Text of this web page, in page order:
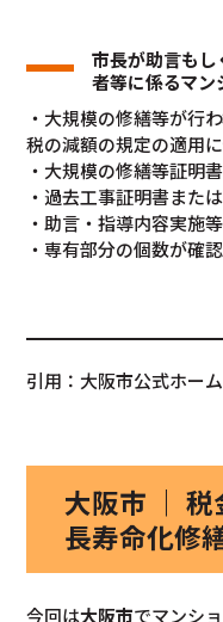
市長が助言も
者等に係るマン
・大規模の修繕等が行
税の減額の規定の適用
・大規模の修繕等証明
・過去工事証明書また
・助言・指導内容実施
・専有部分の個数が確
引用：大阪市公式ホー
大阪市 ｜
長寿命化修
今回は大阪市でマンシ